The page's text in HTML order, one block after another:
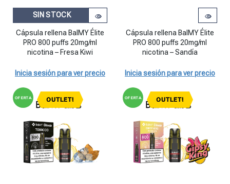
SIN STOCK
Cápsula rellena BalMY Élite
PRO 800 puffs 20mg/ml
nicotina – Fresa Kiwi
Inicia sesión para ver precio
Cápsula rellena BalMY Élite
Cápsula rellena BalMY Élite
PRO 800 puffs 20mg/ml
nicotina – Sandía
Inicia sesión para ver precio
OUTLET!
OFERTA OUTLET!
OFERTA